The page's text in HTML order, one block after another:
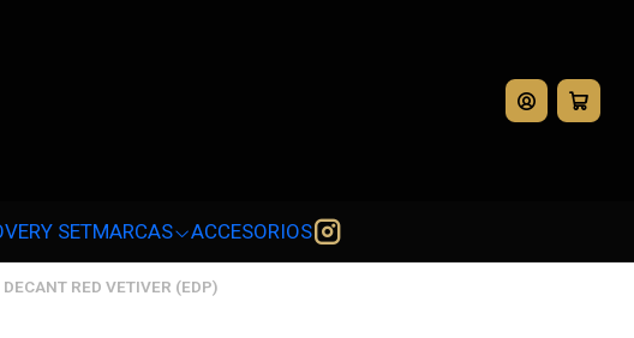
SETMARCAS ACCESORIOS
DECANT RED VETIVER (EDP)